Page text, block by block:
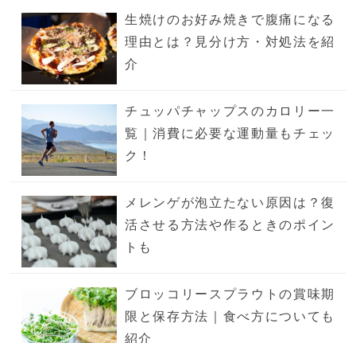
生焼けのお好み焼きで腹痛になる
理由とは？見分け方・対処法を紹
介
チュッパチャップスのカロリー一
覧｜消費に必要な運動量もチェッ
ク！
メレンゲが泡立たない原因は？復
活させる方法や作るときのポイン
トも
ブロッコリースプラウトの賞味期
限と保存方法｜食べ方についても
紹介